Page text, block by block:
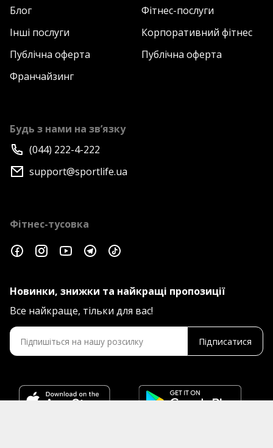
Блог
Фітнес-послуги
Інші послуги
Корпоративний фітнес
Публічна оферта
Публічна оферта
Франчайзинг
Будь з нами на зв’язку
(044) 222-4-222
support@sportlife.ua
Фітнес-тусовка
Новинки, знижки та найкращі пропозиції
Все найкраще, тільки для вас!
Підписатися